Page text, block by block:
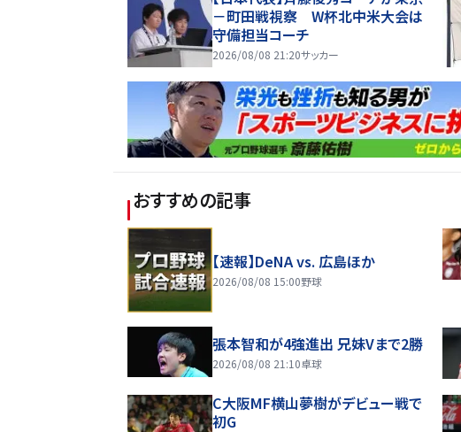
－町田戦視察 W杯北中米大会は
守備担当コーチ
2026/08/08 21:20サッカー
おすすめの記事
【速報】DeNA vs. 広島ほか
2026/08/08 15:00野球
張本智和が4強進出 兄妹Vまで2勝
2026/08/08 21:10卓球
C大阪MF横山夢樹がデビュー戦で
初G